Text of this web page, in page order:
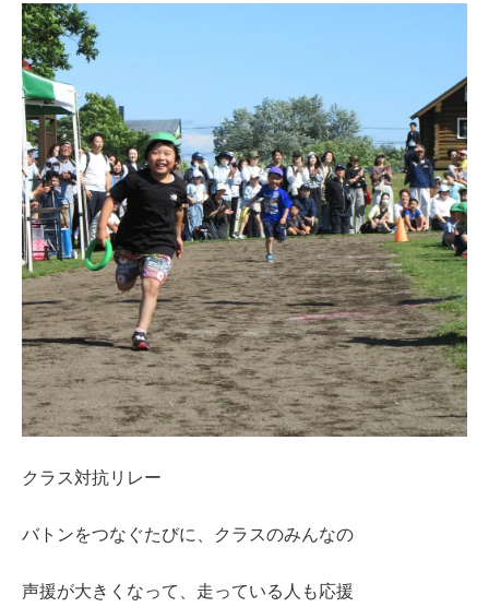
クラス対抗リレー
バトンをつなぐたびに、クラスのみんなの
声援が大きくなって、走っている人も応援